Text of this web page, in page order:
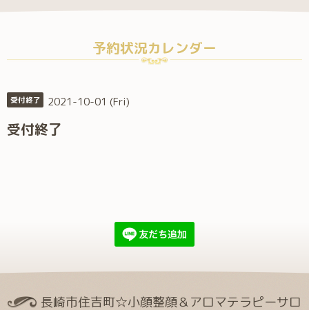
予約状況カレンダー
受付終了 2021-10-01 (Fri)
受付終了
長崎市住吉町☆小顔整顔＆アロマテラピーサロ